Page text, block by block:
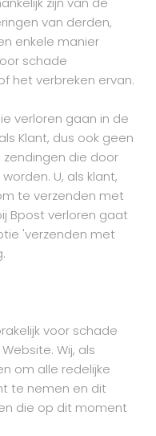
van derden,
enkele manier
schade
het verbreken ervan.
verloren gaan in de
Klant, dus ook geen
die door
U, als klant,
te verzenden met
Bpost verloren gaat
'verzenden met
voor schade
Wij, als
om alle redelijke
te nemen en dit
die op dit moment